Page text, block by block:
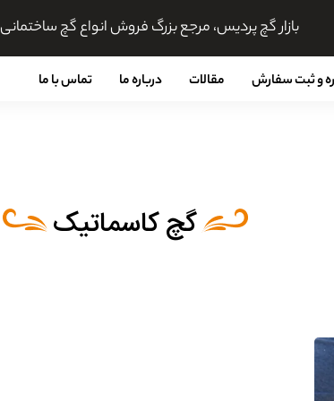
بازار گچ پردیس، مرجع بزرگ فروش انواع گچ ساختمانی
و ثبت سفارش مقالات درباره ما تماس با ما
گچ کاسماتیک